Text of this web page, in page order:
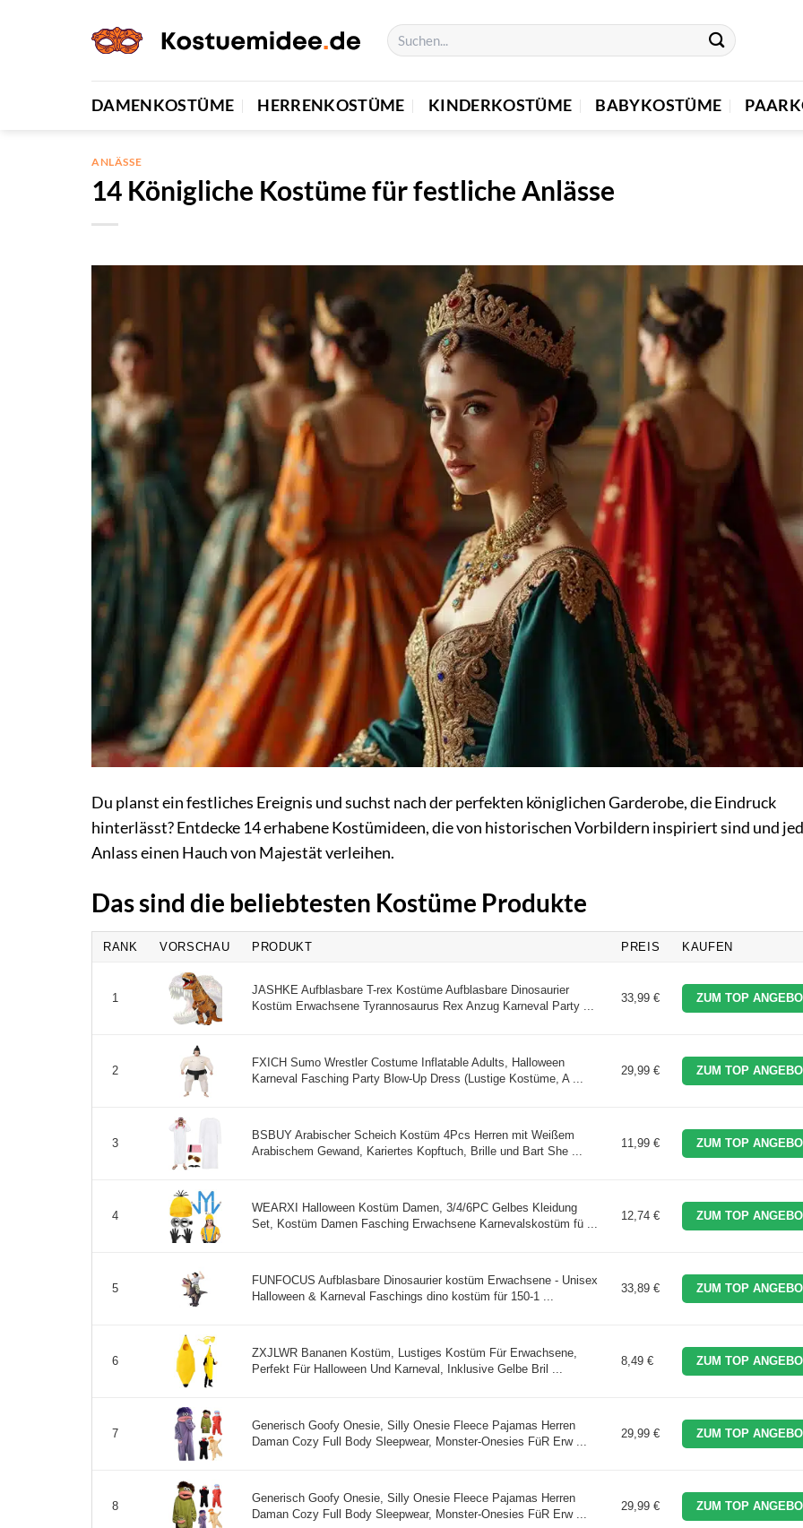
DAMENKOSTÜME HERRENKOSTÜME KINDERKOSTÜME BABYKOSTÜME
ANLÄSSE
14 Königliche Kostüme für festliche Anlässe
Du planst ein festliches Ereignis und suchst nach der perfekten königlichen Garderobe, die Eindruck
hinterlässt? Entdecke 14 erhabene Kostümideen, die von historischen Vorbildern inspiriert sind und
Anlass einen Hauch von Majestät verleihen.
Das sind die beliebtesten Kostüme Produkte
RANK VORSCHAU PRODUKT PREIS KAUFEN
1
JASHKE Aufblasbare T-rex Kostüme Aufblasbare Dinosaurier
Kostüm Erwachsene Tyrannosaurus Rex Anzug Karneval Party ...
33,99 € ZUM TOP
2
FXICH Sumo Wrestler Costume Inflatable Adults, Halloween
Karneval Fasching Party Blow-Up Dress (Lustige Kostüme, A ...
29,99 € ZUM TOP
3
BSBUY Arabischer Scheich Kostüm 4Pcs Herren mit Weißem
Arabischem Gewand, Kariertes Kopftuch, Brille und Bart She ...
11,99 € ZUM TOP
4
WEARXI Halloween Kostüm Damen, 3/4/6PC Gelbes Kleidung
Set, Kostüm Damen Fasching Erwachsene Karnevalskostüm fü ...
12,74 € ZUM TOP
5
FUNFOCUS Aufblasbare Dinosaurier kostüm Erwachsene - Unisex
Halloween & Karneval Faschings dino kostüm für 150-1 ...
33,89 € ZUM TOP
6
ZXJLWR Bananen Kostüm, Lustiges Kostüm Für Erwachsene,
Perfekt Für Halloween Und Karneval, Inklusive Gelbe Bril ...
8,49 € ZUM TOP
7
Generisch Goofy Onesie, Silly Onesie Fleece Pajamas Herren
Daman Cozy Full Body Sleepwear, Monster-Onesies FüR Erw ...
29,99 € ZUM TOP
8
Generisch Goofy Onesie, Silly Onesie Fleece Pajamas Herren
Daman Cozy Full Body Sleepwear, Monster-Onesies FüR Erw ...
29,99 € ZUM TOP